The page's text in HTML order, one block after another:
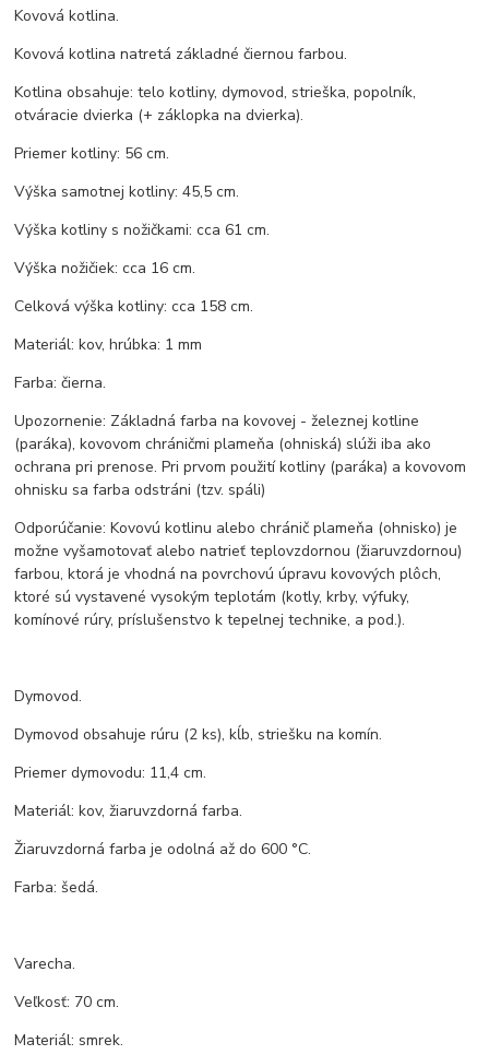
Kovová kotlina.
Kovová kotlina natretá základné čiernou farbou.
Kotlina obsahuje: telo kotliny, dymovod, strieška, popolník,
otváracie dvierka (+ záklopka na dvierka).
Priemer kotliny: 56 cm.
Výška samotnej kotliny: 45,5 cm.
Výška kotliny s nožičkami: cca 61 cm.
Výška nožičiek: cca 16 cm.
Celková výška kotliny: cca 158 cm.
Materiál: kov, hrúbka: 1 mm
Farba: čierna.
Upozornenie: Základná farba na kovovej - železnej kotline
(paráka), kovovom chráničmi plameňa (ohniská) slúži iba ako
ochrana pri prenose. Pri prvom použití kotliny (paráka) a kovovom
ohnisku sa farba odstráni (tzv. spáli)
Odporúčanie: Kovovú kotlinu alebo chránič plameňa (ohnisko) je
možne vyšamotovať alebo natrieť teplovzdornou (žiaruvzdornou)
farbou, ktorá je vhodná na povrchovú úpravu kovových plôch,
ktoré sú vystavené vysokým teplotám (kotly, krby, výfuky,
komínové rúry, príslušenstvo k tepelnej technike, a pod.).
Dymovod.
Dymovod obsahuje rúru (2 ks), kĺb, striešku na komín.
Priemer dymovodu: 11,4 cm.
Materiál: kov, žiaruvzdorná farba.
Žiaruvzdorná farba je odolná až do 600 °C.
Farba: šedá.
Varecha.
Veľkosť: 70 cm.
Materiál: smrek.